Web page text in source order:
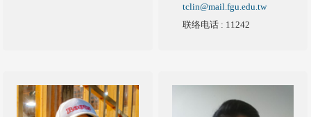
tclin@mail.fgu.edu.tw
联络电话 : 11242